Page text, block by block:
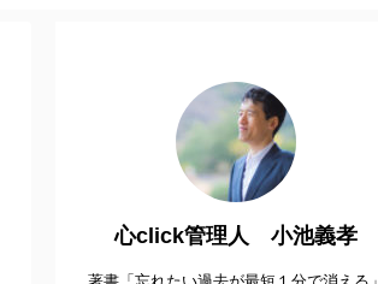
心click管理人 小池義孝